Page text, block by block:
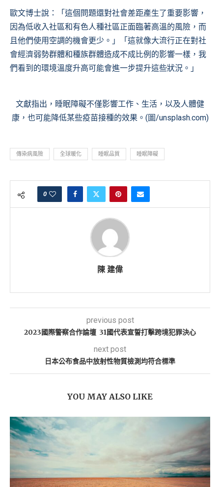
歐文博士說：「這個問題還對社會差距產生了重要影響，
因為低收入社區和有色人種社區正面臨著高溫的風險，而
且他們使用空調的機會更少。」「這就像大流行正在對社
會經濟弱勢群體和種族群體造成不成比例的影響一樣，我
們看到的環境溫度升高可能會進一步提升這些狀況。」
文獻指出，睡眠障礙不僅影響工作、生活，以及人體健
康，也可能降低某些疫苗接種的效果。(圖/unsplash.com)
傳染病風險 全球暖化 睡眠品質 睡眠障礙
0
陳 建偉
previous post
2023國際警察合作論壇 31國代表宣誓打擊跨境犯罪決心
next post
日本公布食品中放射性物質檢測均符合標準
YOU MAY ALSO LIKE